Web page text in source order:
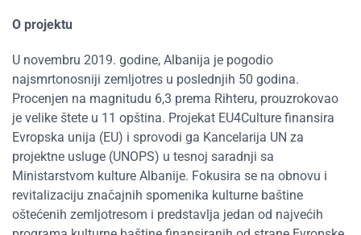
O projektu
U novembru 2019. godine, Albanija je pogodio
najsmrtonosniji zemljotres u poslednjih 50 godina.
Procenjen na magnitudu 6,3 prema Rihteru, prouzrokovao
je velike štete u 11 opština. Projekat EU4Culture finansira
Evropska unija (EU) i sprovodi ga Kancelarija UN za
projektne usluge (UNOPS) u tesnoj saradnji sa
Ministarstvom kulture Albanije. Fokusira se na obnovu i
revitalizaciju značajnih spomenika kulturne baštine
oštećenih zemljotresom i predstavlja jedan od najvećih